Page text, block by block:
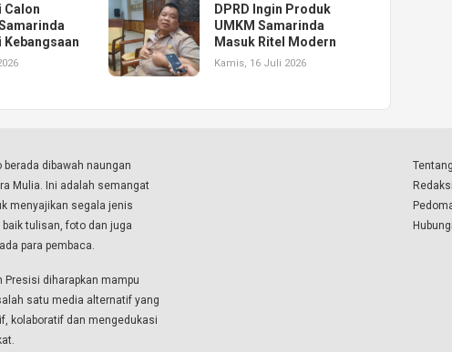
Calon
Kebangsaan
DPRD Ingin Produk
UMKM Samarinda
Masuk Ritel Modern
Kamis, 16 Juli 2026
berada dibawah naungan
Mulia. Ini adalah semangat
menyajikan segala jenis
tulisan, foto dan juga
para pembaca.
Presisi diharapkan mampu
satu media alternatif yang
kolaboratif dan mengedukasi
Redaksi